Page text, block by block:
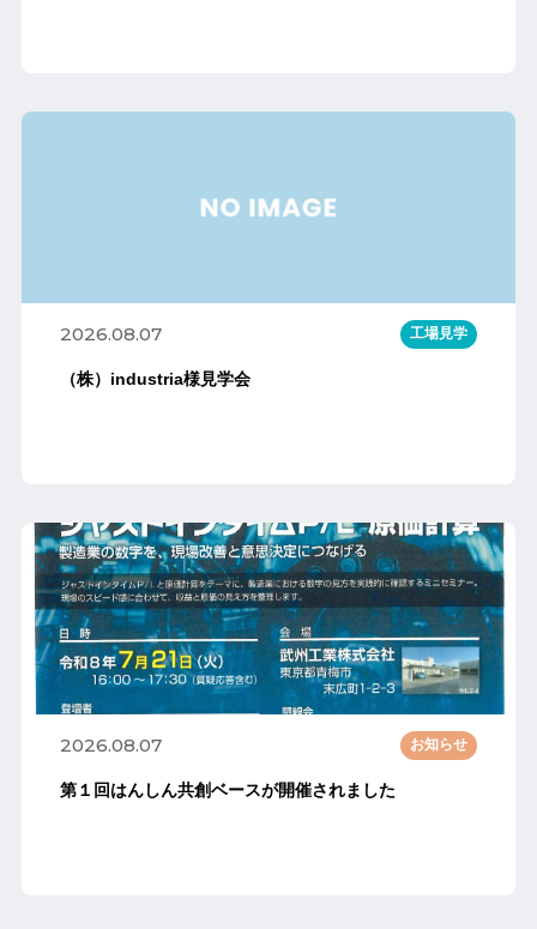
2026.08.07 工場見学
（株）industria様見学会
2026.08.07 お知らせ
第１回はんしん共創ベースが開催されました